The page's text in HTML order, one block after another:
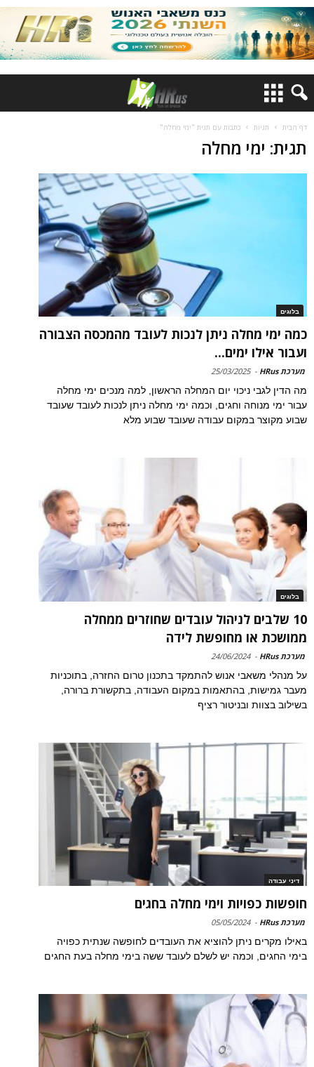
דף הבית תגיות כתבות עם תגית "ימי מחלה"
תגית: ימי מחלה
בלוגים
כמה ימי מחלה ניתן לנכות לעובד מהמכסה הצבורה
ועבור אילו ימים...
מערכת HRus -
25/03/2025
מה הדין לגבי ניכוי יום המחלה הראשון, למה מנכים ימי מחלה
עבור ימי מנוחה וחגים, וכמה ימי מחלה ניתן לנכות לעובד שעובד
שבוע מקוצר במקום עבודה שעובד שבוע מלא
בלוגים
10 שלבים לניהול עובדים שחוזרים ממחלה
ממושכת או מחופשת לידה
מערכת HRus -
24/06/2024
על מנהלי משאבי אנוש להתמקד בתכנון טרום החזרה, בתוכניות
מעבר גמישות, בהתאמות במקום העבודה, בתקשורת ברורה,
בשילוב בצוות ובניטור רציף
דיני עבודה
חופשות כפויות וימי מחלה בחגים
מערכת HRus -
05/05/2024
באילו מקרים ניתן להוציא את העובדים לחופשה שנתית כפויה
בימי החגים, וכמה יש לשלם לעובד ששה בימי מחלה בעת החגים